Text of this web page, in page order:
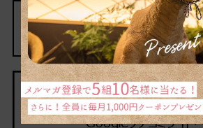
宣传册在这里